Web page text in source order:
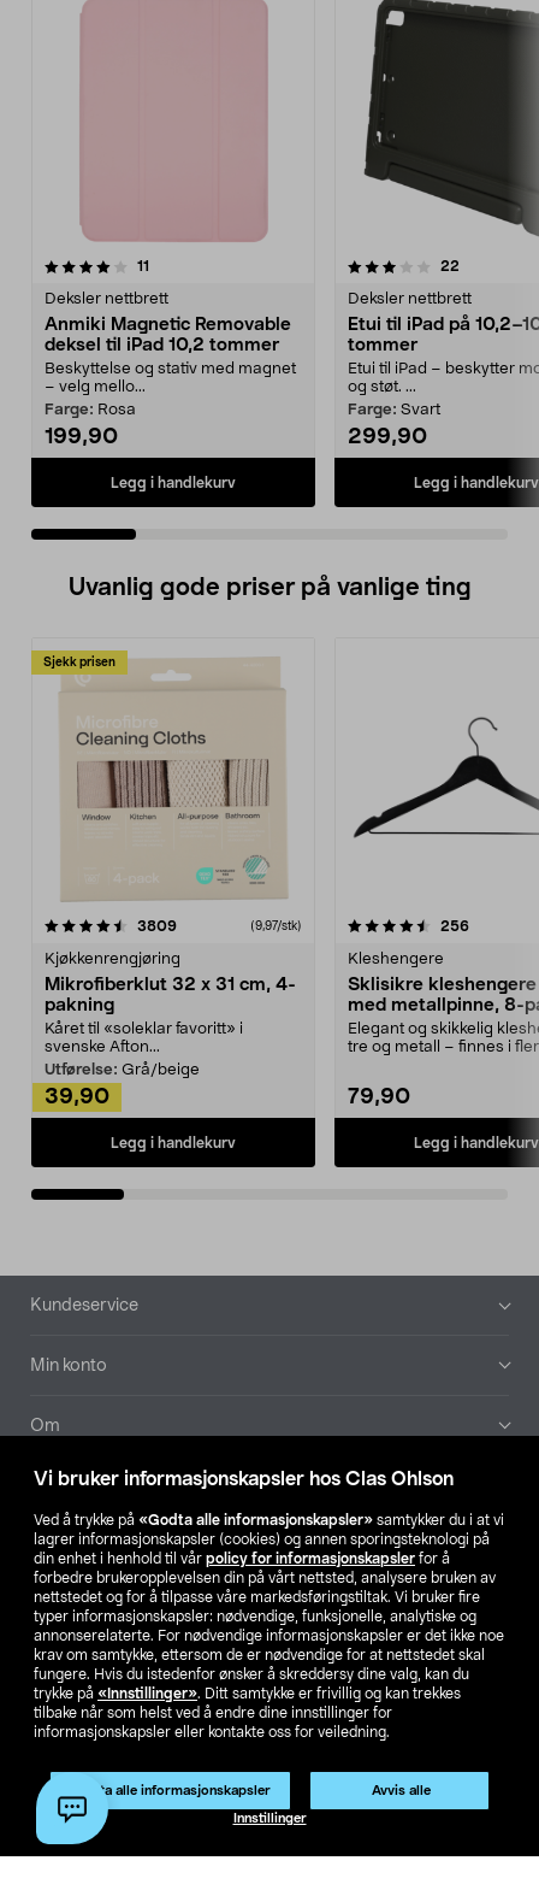
Vi bruker informasjonskapsler hos Clas Ohlson
Ved å trykke på «Godta alle informasjonskapsler» samtykker du i at vi
lagrer informasjonskapsler (cookies) og annen sporingsteknologi på
din enhet i henhold til vår policy for informasjonskapsler for å
forbedre brukeropplevelsen din på vårt nettsted, analysere bruken av
nettstedet og for å tilpasse våre markedsføringstiltak. Vi bruker fire
typer informasjonskapsler: nødvendige, funksjonelle, analytiske og
annonserelaterte. For nødvendige informasjonskapsler er det ikke noe
krav om samtykke, ettersom de er nødvendige for at nettstedet skal
fungere. Hvis du istedenfor ønsker å skreddersy dine valg, kan du
trykke på «Innstillinger». Ditt samtykke er frivillig og kan trekkes
tilbake når som helst ved å endre dine innstillinger for
informasjonskapsler eller kontakte oss for veiledning.
Godta alle informasjonskapsler Avvis alle
Innstillinger
11
Deksler nettbrett
Anmiki Magnetic Removable
deksel til iPad 10,2 tommer
Beskyttelse og stativ med magnet
– velg mello...
Farge: Rosa
199,90
Legg i handlekurv
3.5 av 5 stjerner 22
Deksler nettbrett
Etui til iPad på
tommer
Etui til iPad – beskytter
og støt. ...
Farge: Svart
299,90
Legg i handlekurv
4.0 av 5 stjerner
Uvanlig gode priser på vanlige ting
Sjekk prisen
3809anmeldelser(9,97/stk)
Kjøkkenrengjøring
Mikrofiberklut 32 x 31 cm, 4-
pakning
Kåret til «soleklar favoritt» i
svenske Afton...
Utførelse: Grå/beige
39,90
Legg i handlekurv
4.5av 5 stjerner 256
Kleshengere
Sklisikre
med metallpinne, 8-
Elegant og skikkelig
tre og metall – finnes i
79,90
Legg i handlekurv
4.5av 5 stjerner
Bunntekst
Kundeservice
Min konto
Om
Aktuelt
Våre selskaper
Finn din butikk
SE NO FI
Privacy statement Medlemsvilkår